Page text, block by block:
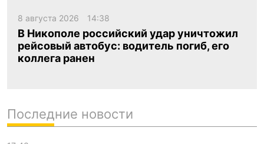
8 августа 2026 14:38
В Никополе российский удар уничтожил
рейсовый автобус: водитель погиб, его
коллега ранен
Последние новости